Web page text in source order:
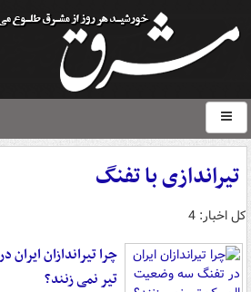
تیراندازی با تفنگ
کل اخبار: 4
چرا تیراندازان
تیر نمی زنند؟